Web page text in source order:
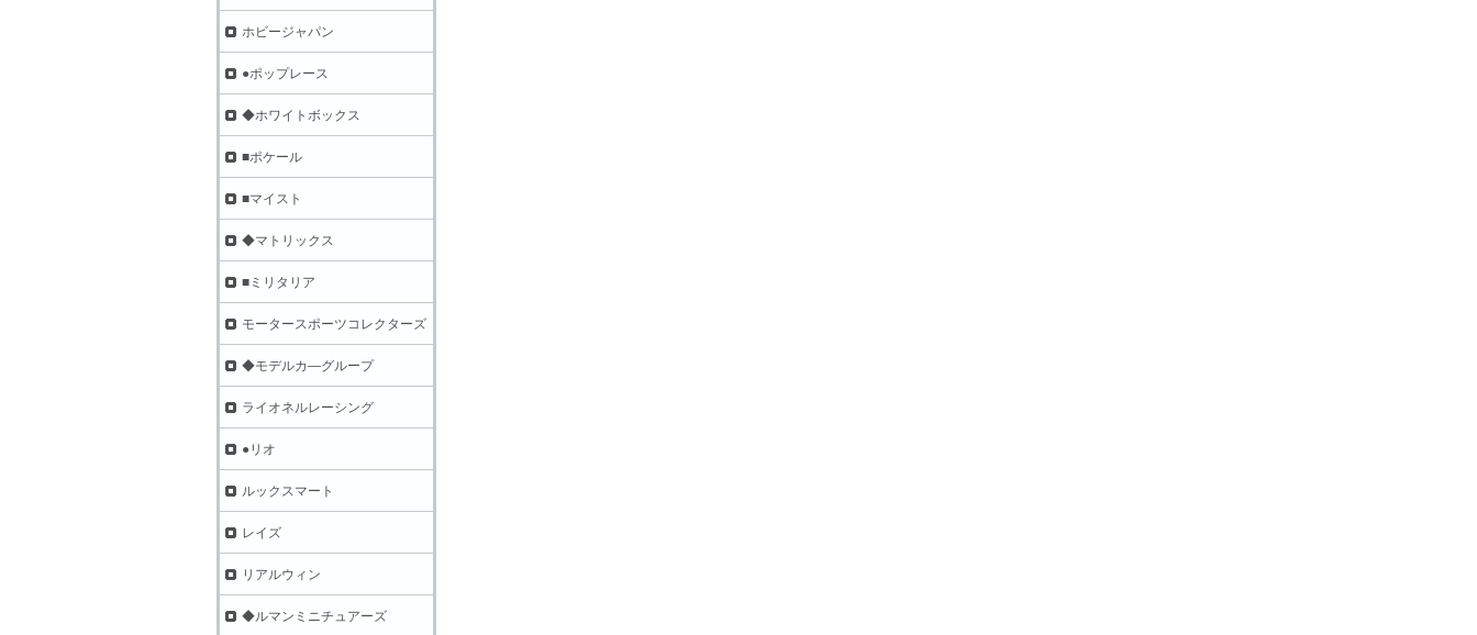
ホビージャパン
●ポップレース
◆ホワイトボックス
■ポケール
■マイスト
◆マトリックス
■ミリタリア
モータースポーツコレクターズ
◆モデルカ―グループ
ライオネルレーシング
●リオ
ルックスマート
レイズ
リアルウィン
◆ルマンミニチュアーズ